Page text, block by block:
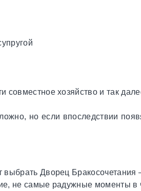
хозяйство и так
но если впоследствии
выбрать Дворец Бракосочетания
не самые радужные моменты в